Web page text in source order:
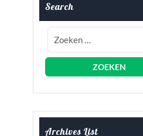
Search
Archives List